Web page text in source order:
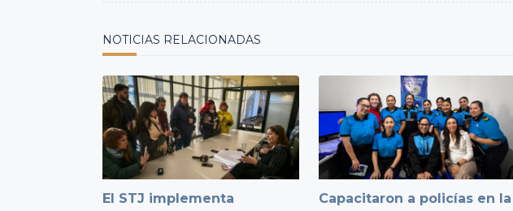
NOTICIAS RELACIONADAS
El STJ implementa
Capacitaron a policías en la